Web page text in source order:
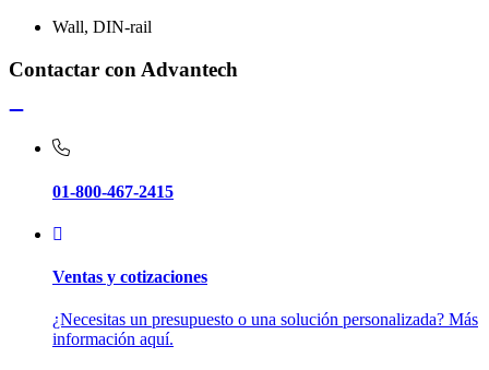
Wall, DIN-rail
Contactar con Advantech
01-800-467-2415
Ventas y cotizaciones
¿Necesitas un presupuesto o una solución personalizada? Más
información aquí.